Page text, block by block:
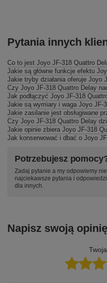
Pytania innych
Co to jest Joyo JF-318 Quattro
Jakie są główne funkcje efektu
Jakie tryby działania oferuje Joyo
Czy Joyo JF-318 Quattro Delay
Jak podłączyć Joyo JF-318
Jakie są wymiary i waga Joyo JF-
Jakie zasilanie jest obsługiwane
Czy Joyo JF-318 Quattro Delay
Jakie opinie zbiera Joyo JF-318
Jak konserwować i dbać o Joyo
Potrzebujesz
Zadaj pytanie a my odpowiemy
najciekawsze pytania i
dla innych.
Napisz swoją opinię